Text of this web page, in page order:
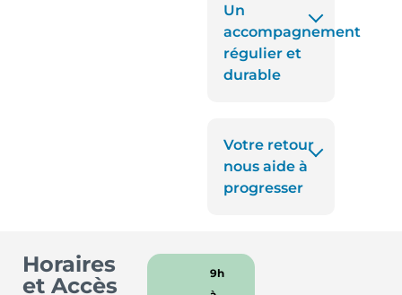
Un
accompagnement
régulier et
durable
Votre retour
nous aide à
progresser
Horaires
et Accès
9h